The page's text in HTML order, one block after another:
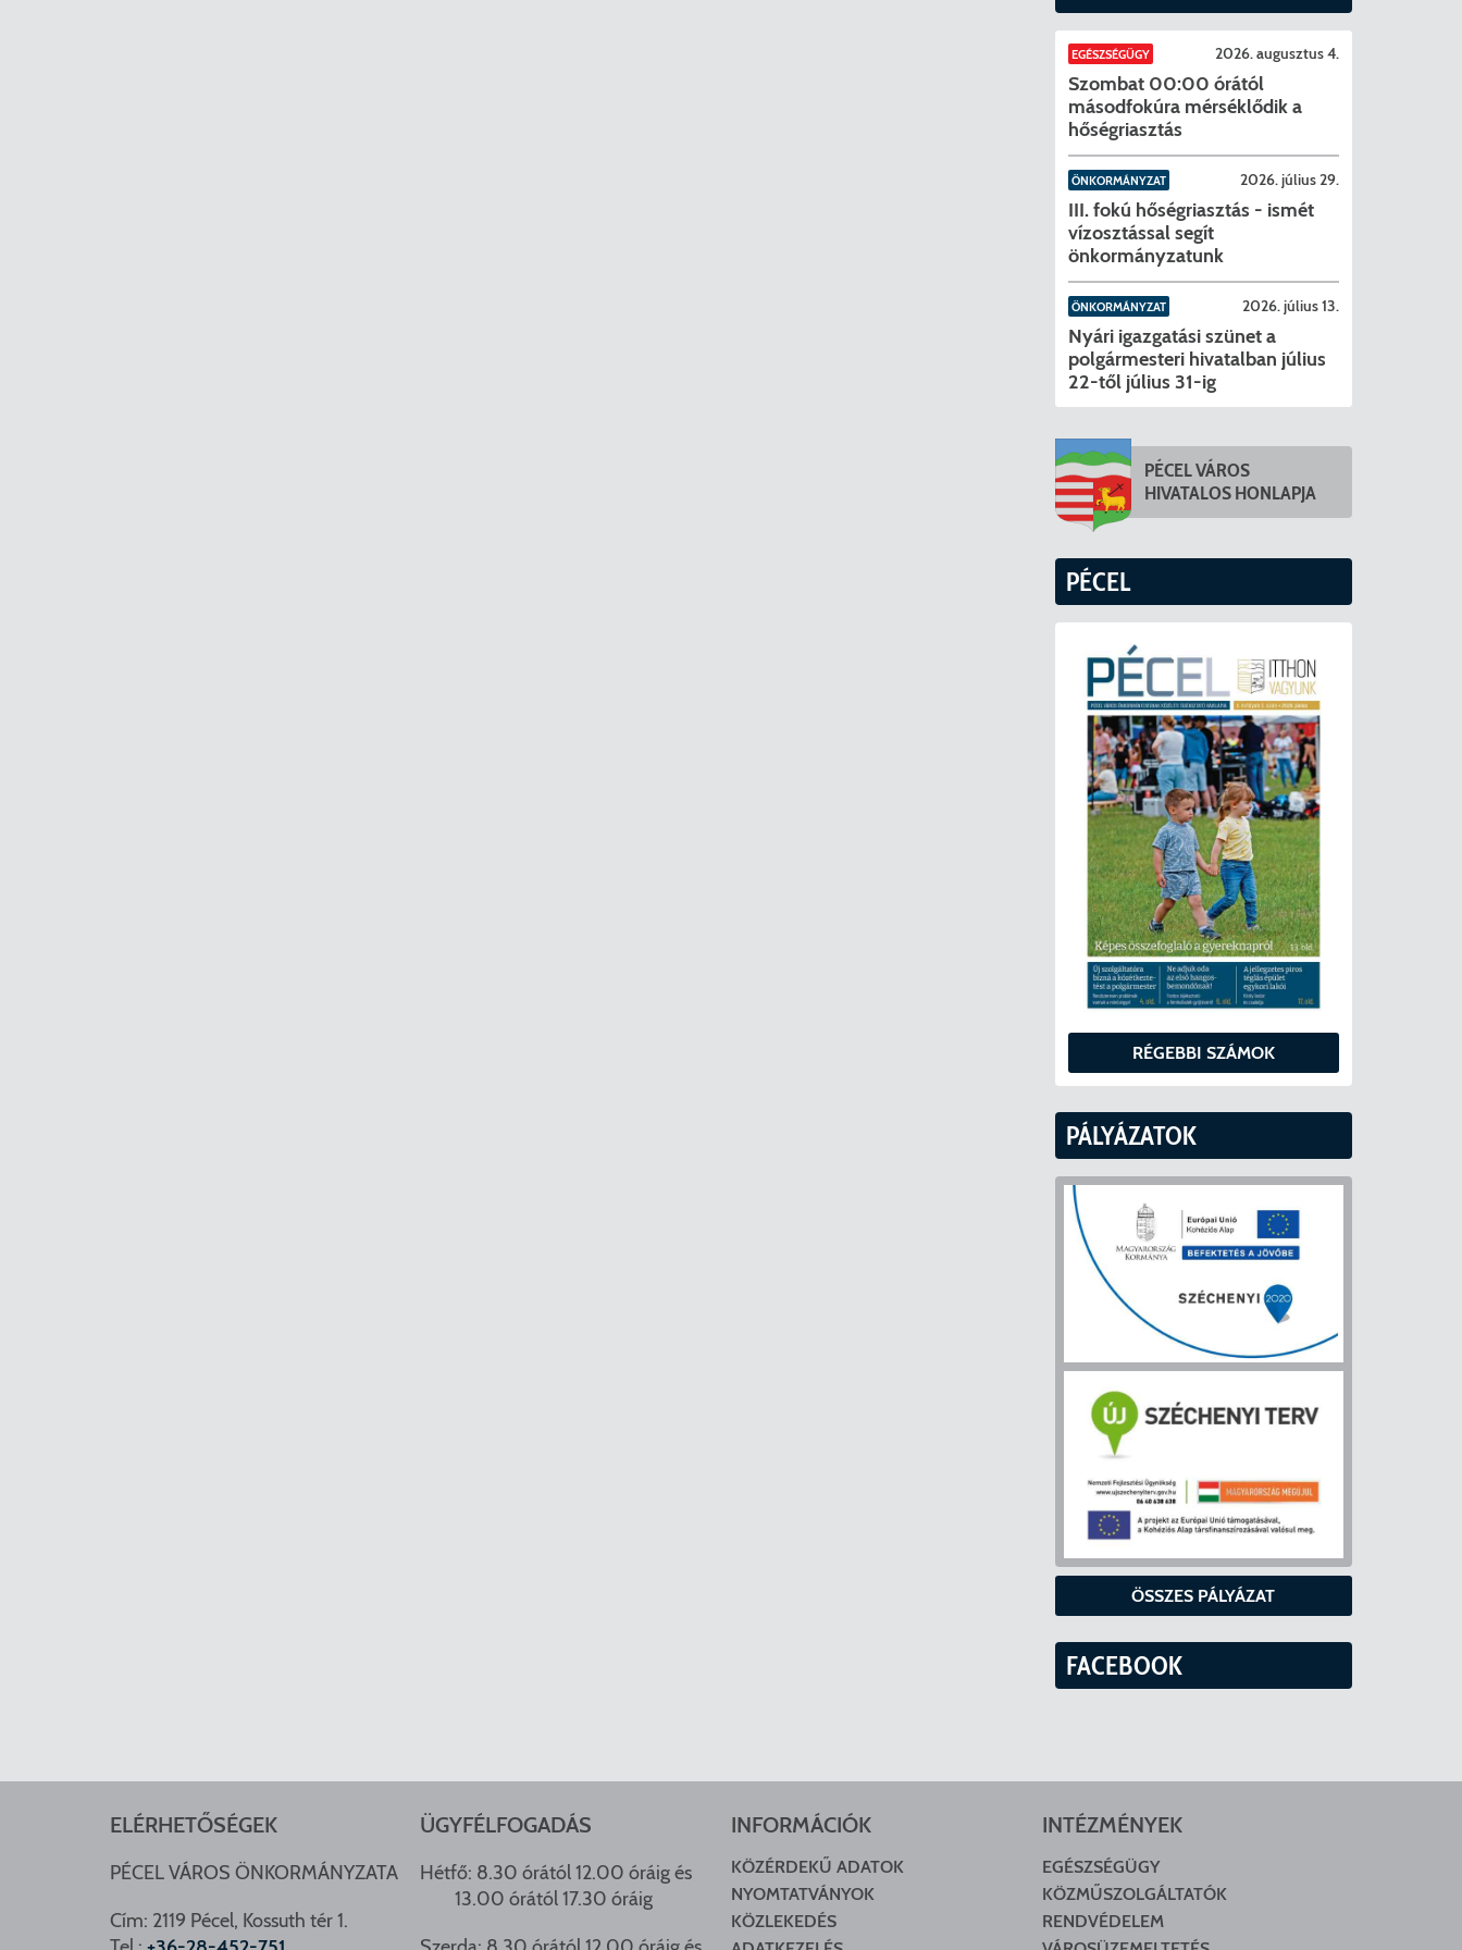
EGÉSZSÉGÜGY 2026. augusztus 4.
Szombat 00:00 órától
másodfokúra mérséklődik a
hőségriasztás
ÖNKORMÁNYZAT 2026. július 29.
III. fokú hőségriasztás - ismét
vízosztással segít
önkormányzatunk
ÖNKORMÁNYZAT 2026. július 13.
Nyári igazgatási szünet a
polgármesteri hivatalban július
22-től július 31-ig
PÉCEL VÁROS
HIVATALOS HONLAPJA
PÉCEL
RÉGEBBI SZÁMOK
PÁLYÁZATOK
ÖSSZES PÁLYÁZAT
FACEBOOK
ELÉRHETŐSÉGEK
PÉCEL VÁROS ÖNKORMÁNYZATA
Cím: 2119 Pécel, Kossuth tér 1.
ÜGYFÉLFOGADÁS
Hétfő: 8.30 órától 12.00 óráig és
13.00 órától 17.30 óráig
INFORMÁCIÓK
KÖZÉRDEKŰ ADATOK
NYOMTATVÁNYOK
KÖZLEKEDÉS
INTÉZMÉNYEK
EGÉSZSÉGÜGY
KÖZMŰSZOLGÁLTATÓK
RENDVÉDELEM